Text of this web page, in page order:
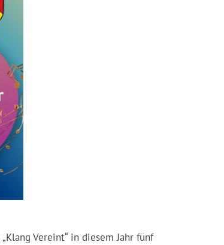
Vereint“ in diesem Jahr fünf